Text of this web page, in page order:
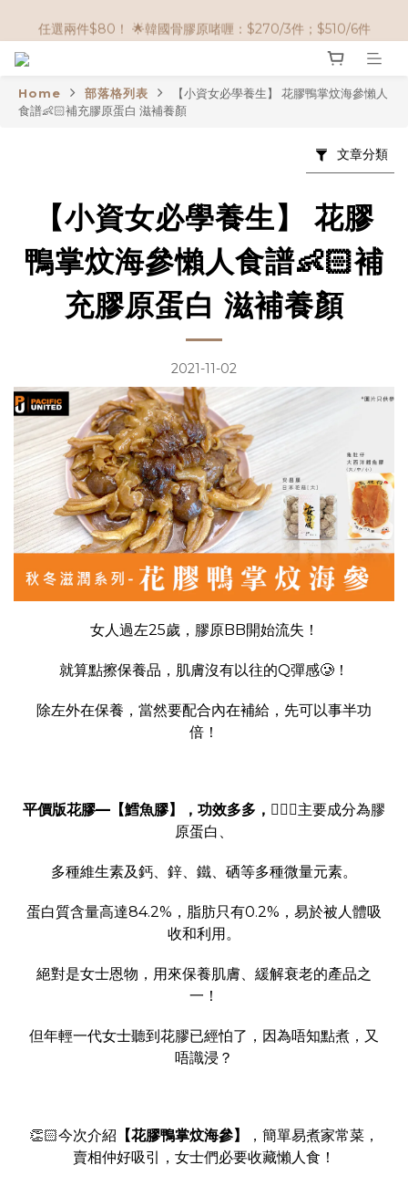
🌟購物滿 HK$650享95折； HK$950享9折；HK$1500享85折
任選兩件$80！ 🌟韓國骨膠原啫喱：$270/3件；$510/6件
🌟購物滿 HK$650享95折； HK$950享9折；HK$1500享85折
Home 部落格列表
【小資女必學養生】 花膠鴨掌炆海參懶人
食譜👶🏻補充膠原蛋白 滋補養顏
文章分類
【小資女必學養生】 花膠
鴨掌炆海參懶人食譜👶🏻補
充膠原蛋白 滋補養顏
2021-11-02
女人過左25歲，膠原BB開始流失！
就算點擦保養品，肌膚沒有以往的Q彈感🥲！
除左外在保養，當然要配合內在補給，先可以事半功
倍！
平價版花膠—【鱈魚膠】，功效多多， 💁🏻主要成分為膠
原蛋白、
多種維生素及鈣、鋅、鐵、硒等多種微量元素。
蛋白質含量高達84.2%，脂肪只有0.2%，易於被人體吸
收和利用。
絕對是女士恩物，用來保養肌膚、緩解衰老的產品之
一！
但年輕一代女士聽到花膠已經怕了，因為唔知點煮，又
唔識浸？
👏🏻今次介紹 【花膠鴨掌炆海參】
，簡單易煮家常菜，
賣相仲好吸引，女士們必要收藏懶人食！